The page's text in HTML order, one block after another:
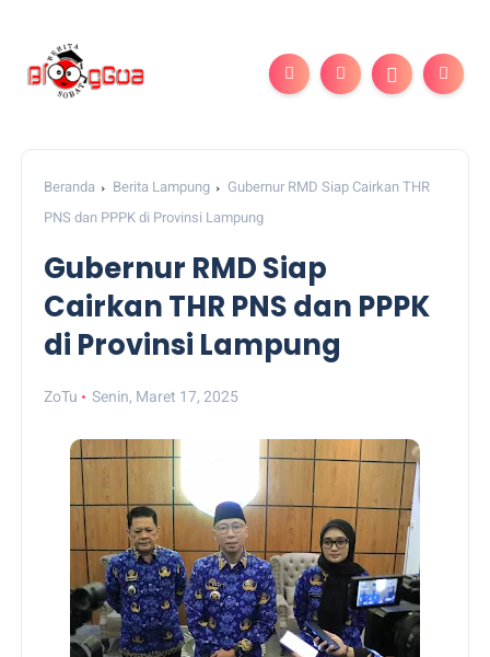
Beranda Berita Lampung
Gubernur RMD Siap Cairkan THR
PNS dan PPPK di Provinsi Lampung
Gubernur RMD Siap
Cairkan THR PNS dan PPPK
di Provinsi Lampung
ZoTu Senin, Maret 17, 2025